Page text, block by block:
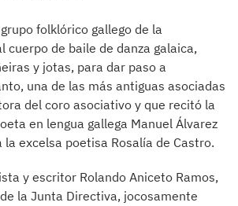
folklórico gallego de la
cuerpo de baile de danza galaica,
y jotas, para dar paso a
una de las más antiguas asociadas
del coro asociativo y que recitó la
en lengua gallega Manuel Álvarez
la excelsa poetisa Rosalía de Castro.
y escritor Rolando Aniceto Ramos,
la Junta Directiva, jocosamente